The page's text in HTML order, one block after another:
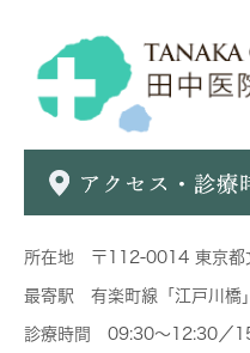
所在地 〒112-0014 東京都
最寄駅 有楽町線「江戸川橋
診療時間 09:30～12:30／